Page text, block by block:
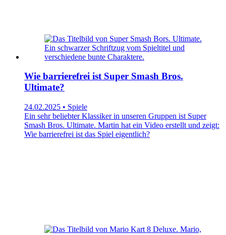
Wie barrierefrei ist Super Smash Bros.
Ultimate?
24.02.2025 • Spiele
Ein sehr beliebter Klassiker in unseren Gruppen ist Super
Smash Bros. Ultimate. Martin hat ein Video erstellt und zeigt:
Wie barrierefrei ist das Spiel eigentlich?